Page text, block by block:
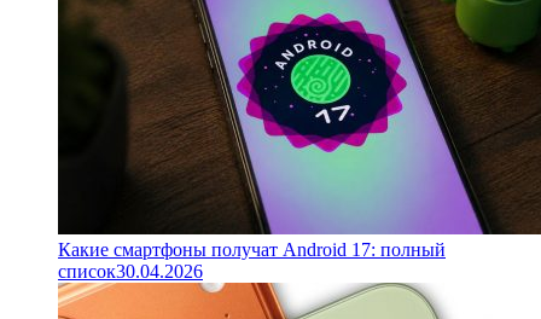
Какие смартфоны получат Android 17: полный
список30.04.2026